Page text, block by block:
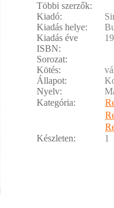
Többi szerzők:
Kiadó:
Kiadás helye:
Kiadás éve
ISBN:
Sorozat:
Kötés:
Állapot:
Nyelv:
Kategória:
Készleten:
1